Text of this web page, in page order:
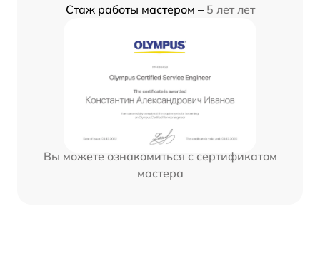
Стаж работы мастером – 5 лет лет
Вы можете ознакомиться с сертификатом
мастера